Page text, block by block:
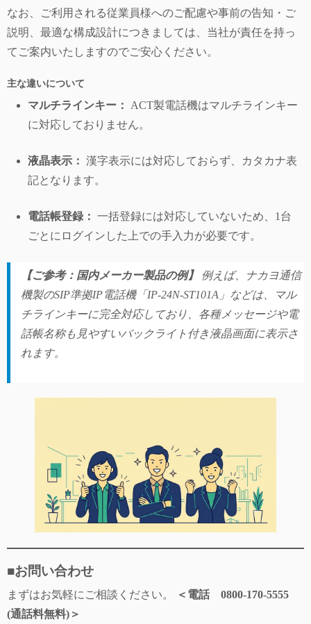
なお、ご利用される従業員様へのご配慮や事前の告知・ご
説明、最適な構成設計につきましては、当社が責任を持っ
てご案内いたしますのでご安心ください。
主な違いについて
マルチラインキー：
ACT製電話機はマルチラインキー
に対応しておりません。
液晶表示： 漢字表示には対応しておらず、カタカナ表
記となります。
電話帳登録： 一括登録には対応していないため、1台
ごとにログインした上での手入力が必要です。
【ご参考：国内メーカー製品の例】
例えば、ナカヨ通信
機製のSIP準拠IP電話機「IP-24N-ST101A」などは、マル
チラインキーに完全対応しており、各種メッセージや電
話帳名称も見やすいバックライト付き液晶画面に表示さ
れます。
■お問い合わせ
まずはお気軽にご相談ください。
＜電話 0800-170-5555
(通話料無料)＞